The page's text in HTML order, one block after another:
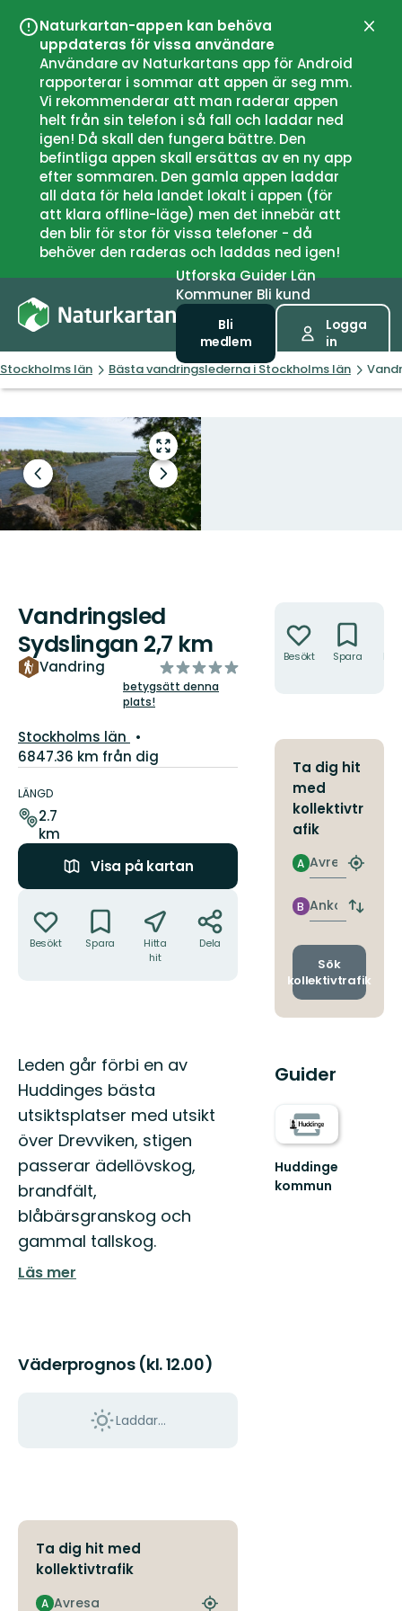
Naturkartan-appen kan behöva
uppdateras för vissa användare
Användare av Naturkartans app för Android
rapporterar i sommar att appen är seg mm.
Vi rekommenderar att man raderar appen
helt från sin telefon i så fall och laddar ned
igen! Då skall den fungera bättre. Den
befintliga appen skall ersättas av en ny app
efter sommaren. Den gamla appen laddar
all data för hela landet lokalt i appen (för
att klara offline-läge) men det innebär att
den blir för stor för vissa telefoner - då
behöver den raderas och laddas ned igen!
UtforskaGuiderLän
Kommuner Bli kund
Bli
medlem
Logga
in
Stockholms län Bästa vandringslederna i Stockholms län
Gå
till
helskärmsläge
Föregående
bild
Nästa
bildspel
Vandringsled
Sydslingan 2,7 km
Vandring
av
5
betygsätt denna
plats!
Län:
Stockholms län
6847.36 km från dig
om
leden
LÄNGD
2.7
km
Visa på kartan
Besökt Spara
Hitta
hit
Dela
Beskrivning
Leden går förbi en av
Huddinges bästa
utsiktsplatser med utsikt
över Drevviken, stigen
passerar ädellövskog,
brandfält,
blåbärsgranskog och
gammal tallskog.
Läs mer
Väderprognos (kl. 12.00)
Laddar...
Ta dig hit med
kollektivtrafik
Avresa
A
Besökt Spara
Ta dig hit
med
kollektivtr
afik
Avresa
A
Hitta
Ankomst
B
Byt
och
Sök
kollektivtrafik
Guider
Huddinge
kommun